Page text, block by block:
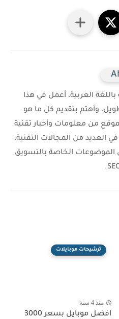
العربية، أعمل في هذا
وأهتم بتقديم كل ما هو
من معلومات وأخبار تقنية
العديد من المجالات التقنية،
الموضوعات الخاصة بالتسويق
ترشيحات موبايلات
منذ 4 سنة
افضل موبايل بسعر 3000